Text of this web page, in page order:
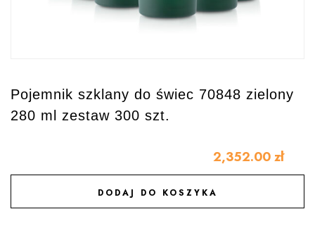
Pojemnik szklany do świec 70848 zielony
280 ml zestaw 300 szt.
2,352.00 zł
DODAJ DO KOSZYKA
DODAJ DO ULUBIONYCH